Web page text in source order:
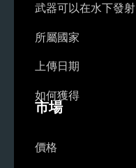
武器可以在水下發射
所屬國家
上傳日期
如何獲得
市場
價格